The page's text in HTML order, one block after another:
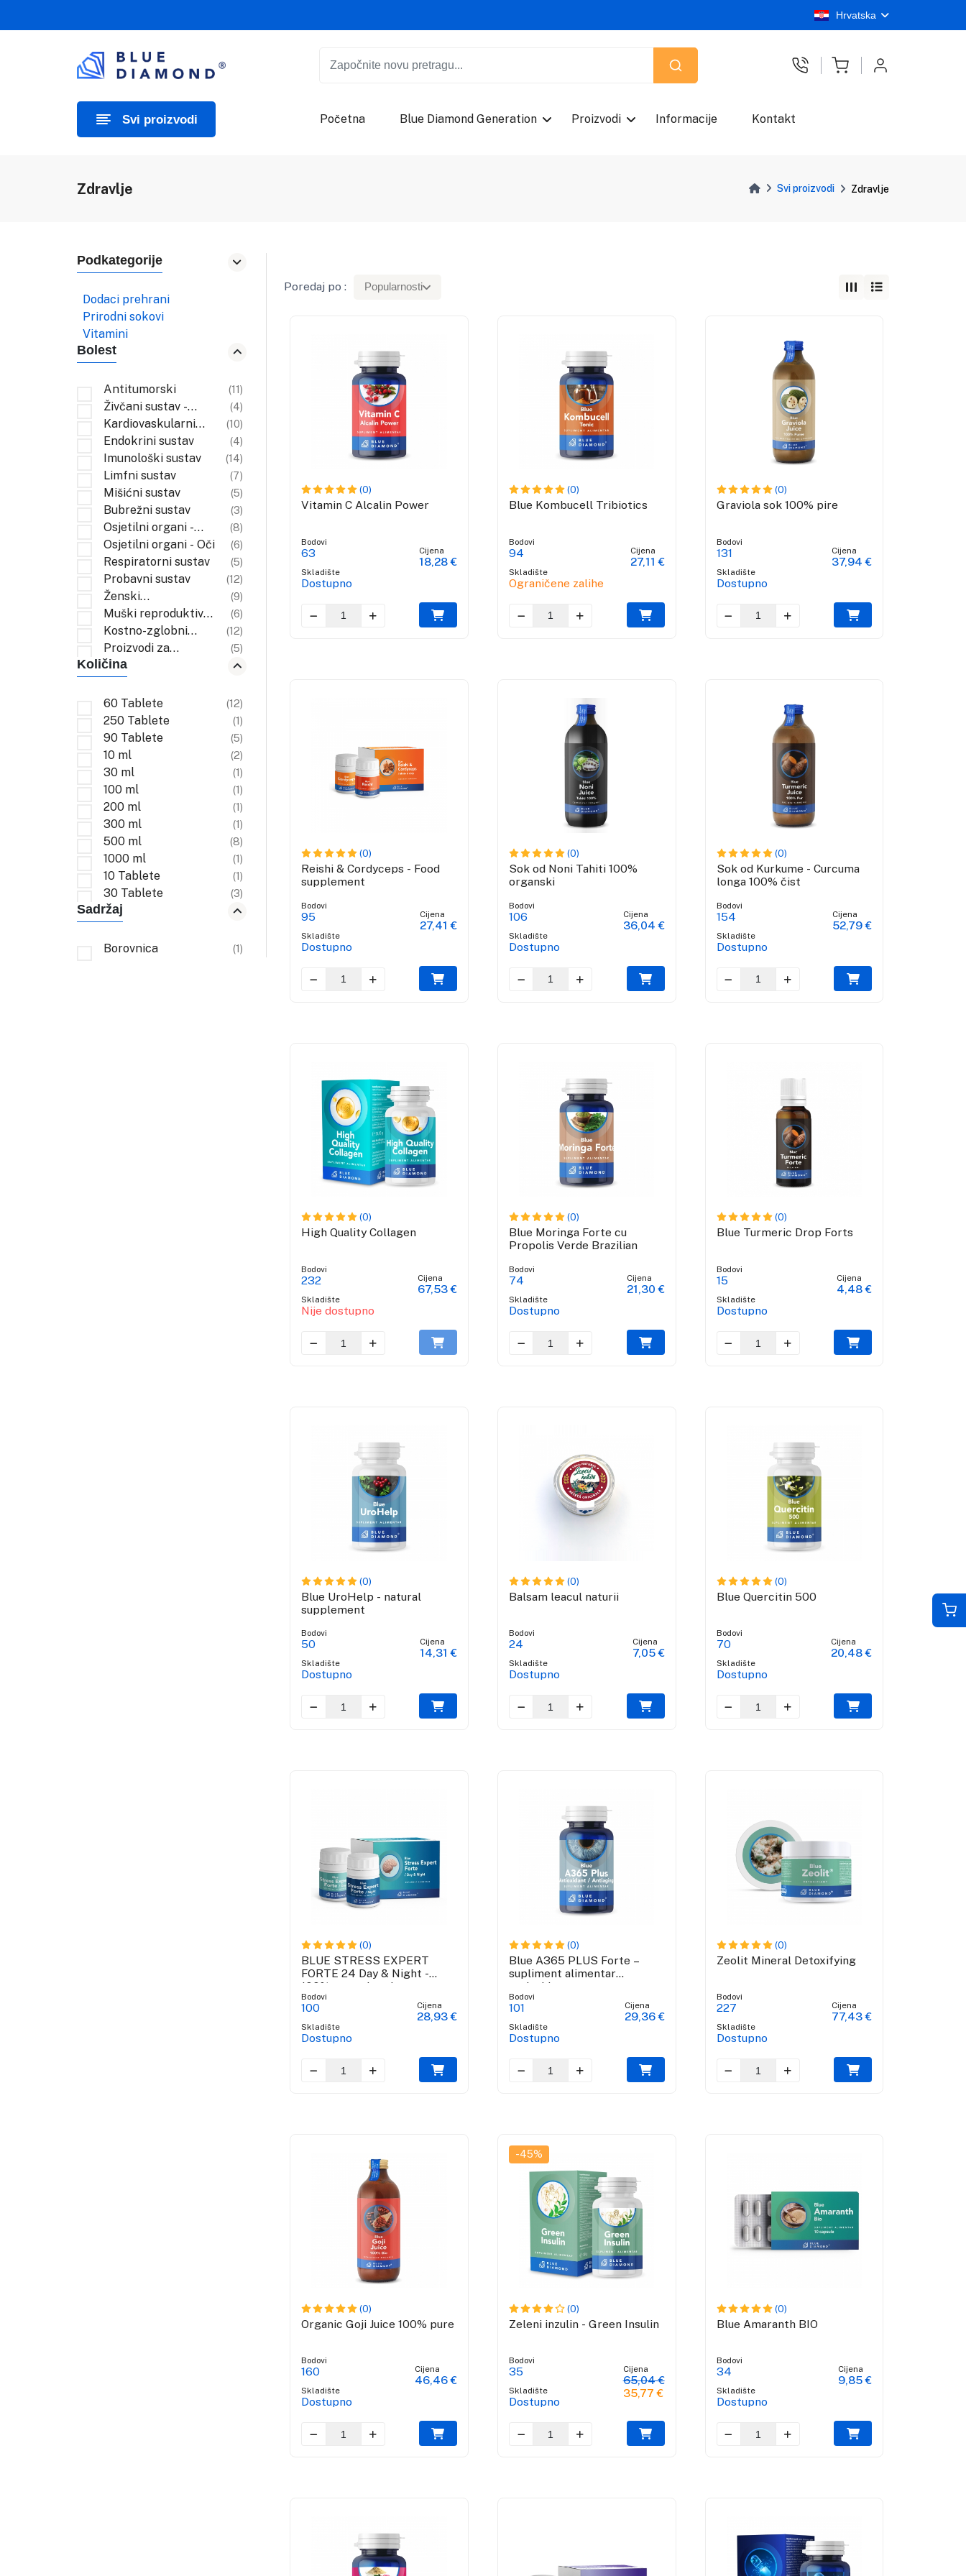
Hrvatska
Svi proizvodi Početna Blue Diamond Generation Proizvodi Informacije Kontakt
Zdravlje Svi proizvodi Zdravlje
Podkategorije
Dodaci prehrani
Prirodni sokovi
Vitamini
Bolest
Antitumorski (11)
Živčani sustav -
Neuronalni
(4)
Kardiovaskularni
sustav
(10)
Endokrini sustav (4)
Imunološki sustav (14)
Limfni sustav (7)
Mišićni sustav (5)
Bubrežni sustav (3)
Osjetilni organi -
Koža
(8)
Osjetilni organi - Oči (6)
Respiratorni sustav (5)
Probavni sustav (12)
Ženski
reproduktivni
sustav
(9)
Muški reproduktivni
sustav
(6)
Kostno-zglobni
sustav
(12)
Proizvodi za
mršavljenje
(5)
Količina
60 Tablete (12)
250 Tablete (1)
90 Tablete (5)
10 ml (2)
30 ml (1)
100 ml (1)
200 ml (1)
300 ml (1)
500 ml (8)
1000 ml (1)
10 Tablete (1)
30 Tablete (3)
Sadržaj
Borovnica (1)
Poredaj po : Popularnosti
(0)
Vitamin C Alcalin Power
Bodovi
63
Skladište
Dostupno
Cijena
18,28 €
(0)
Blue Kombucell Tribiotics
Bodovi
94
Skladište
Ograničene zalihe
Cijena
27,11 €
(0)
Graviola sok 100% pire
Bodovi
131
Skladište
Dostupno
Cijena
37,94 €
(0)
Reishi & Cordyceps - Food
supplement
Bodovi
95
Skladište
Dostupno
Cijena
27,41 €
(0)
Sok od Noni Tahiti 100%
organski
Bodovi
106
Skladište
Dostupno
Cijena
36,04 €
(0)
Sok od Kurkume - Curcuma
longa 100% čist
Bodovi
154
Skladište
Dostupno
Cijena
52,79 €
(0)
High Quality Collagen
Bodovi
232
Skladište
Nije dostupno
Cijena
67,53 €
(0)
Blue Moringa Forte cu
Propolis Verde Brazilian
Bodovi
74
Skladište
Dostupno
Cijena
21,30 €
(0)
Blue Turmeric Drop Forts
Bodovi
15
Skladište
Dostupno
Cijena
4,48 €
(0)
Blue UroHelp - natural
supplement
Bodovi
50
Skladište
Dostupno
Cijena
14,31 €
(0)
Balsam leacul naturii
Bodovi
24
Skladište
Dostupno
Cijena
7,05 €
(0)
Blue Quercitin 500
Bodovi
70
Skladište
Dostupno
Cijena
20,48 €
(0)
BLUE STRESS EXPERT
FORTE 24 Day & Night -
100% natural antistress
supplement
Bodovi
100
Skladište
Dostupno
Cijena
28,93 €
(0)
Blue A365 PLUS Forte –
supliment alimentar
antioxidant
Bodovi
101
Skladište
Dostupno
Cijena
29,36 €
(0)
Zeolit Mineral Detoxifying
Bodovi
227
Skladište
Dostupno
Cijena
77,43 €
(0)
Organic Goji Juice 100% pure
Bodovi
160
Skladište
Dostupno
Cijena
46,46 €
-45%
(0)
Zeleni inzulin - Green Insulin
Bodovi
35
Skladište
Dostupno
Cijena
65,04 €
35,77 €
(0)
Blue Amaranth BIO
Bodovi
34
Skladište
Dostupno
Cijena
9,85 €